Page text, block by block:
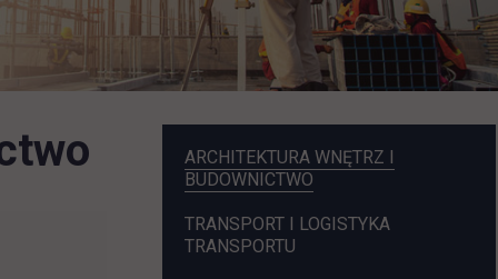
POMIŃ
NAWIGACJE
ARCHITEKTURA WNĘTRZ I
BUDOWNICTWO
TRANSPORT I LOGISTYKA
TRANSPORTU